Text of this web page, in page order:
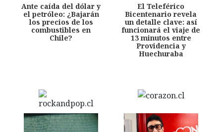
Ante caída del dólar y
el petróleo: ¿Bajarán
los precios de los
combustibles en
Chile?
El Teleférico
Bicentenario revela
un detalle clave: así
funcionará el viaje de
13 minutos entre
Providencia y
Huechuraba